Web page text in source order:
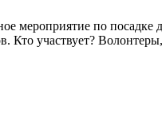
мероприятие по
Кто участвует?